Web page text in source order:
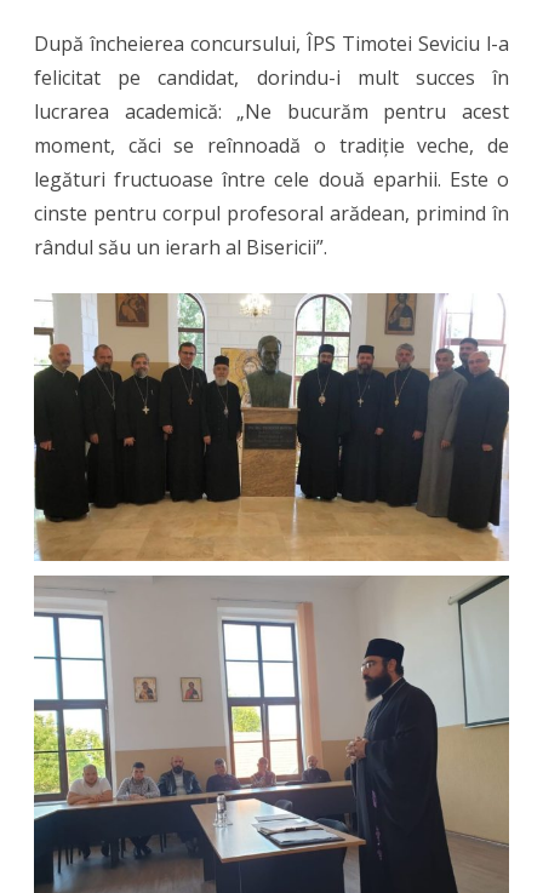
După încheierea concursului, ÎPS Timotei Seviciu l-a
felicitat pe candidat, dorindu-i mult succes în
lucrarea academică: „Ne bucurăm pentru acest
moment, căci se reînnoadă o tradiție veche, de
legături fructuoase între cele două eparhii. Este o
cinste pentru corpul profesoral arădean, primind în
rândul său un ierarh al Bisericii”.